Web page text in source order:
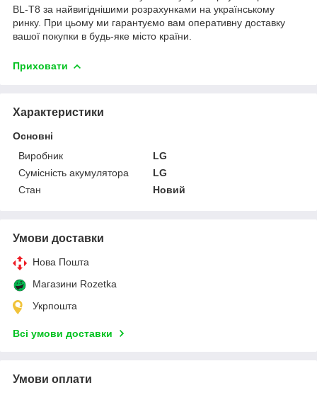
BL-T8 за найвигіднішими розрахунками на українському
ринку. При цьому ми гарантуємо вам оперативну доставку
вашої покупки в будь-яке місто країни.
Приховати
Характеристики
Основні
Виробник
LG
Сумісність акумулятора
LG
Стан
Новий
Умови доставки
Нова Пошта
Магазини Rozetka
Укрпошта
Всі умови доставки
Умови оплати